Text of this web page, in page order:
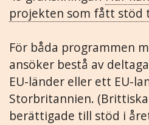
projekten som fått stöd
För båda programmen
ansöker bestå av
EU-länder eller ett EU-
Storbritannien.
berättigade till stöd i